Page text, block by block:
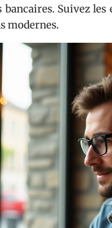
bancaires. Suivez
modernes.